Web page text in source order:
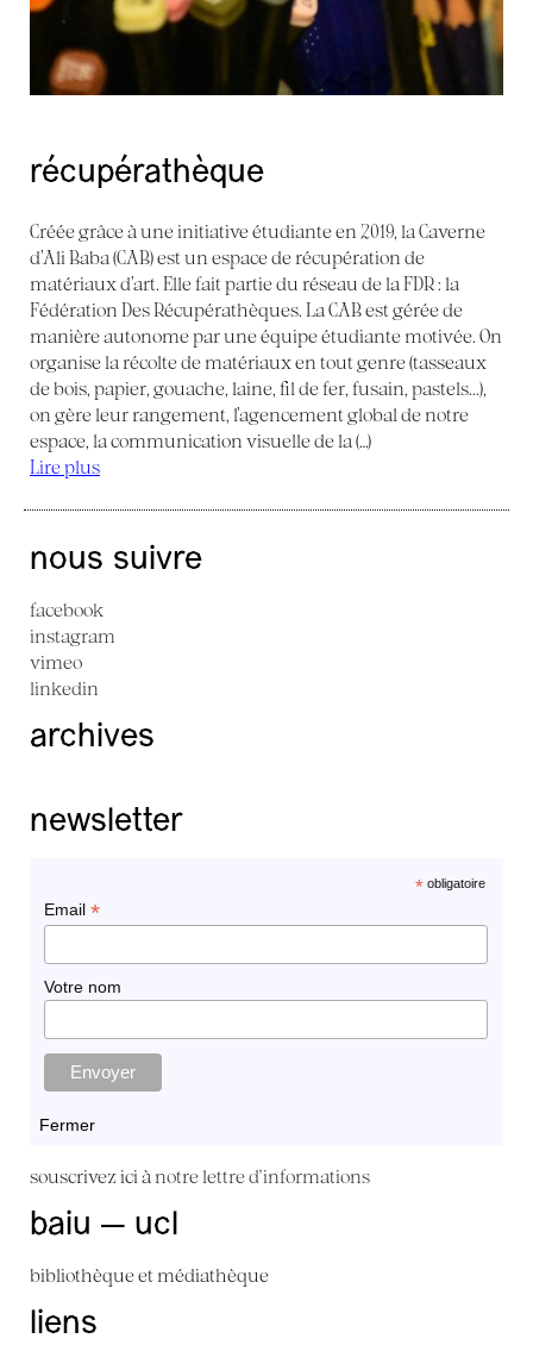
récupérathèque
Créée grâce à une initiative étudiante en 2019, la Caverne
d’Ali Baba (CAB) est un espace de récupération de
matériaux d’art. Elle fait partie du réseau de la FDR : la
Fédération Des Récupérathèques. La CAB est gérée de
manière autonome par une équipe étudiante motivée. On
organise la récolte de matériaux en tout genre (tasseaux
de bois, papier, gouache, laine, fil de fer, fusain, pastels...),
on gère leur rangement, l’agencement global de notre
espace, la communication visuelle de la (…)
Lire plus
nous suivre
facebook
instagram
vimeo
linkedin
archives
newsletter
*obligatoire
Email *
Votre nom
Fermer
souscrivez ici à notre lettre d'informations
baiu — ucl
bibliothèque et médiathèque
liens